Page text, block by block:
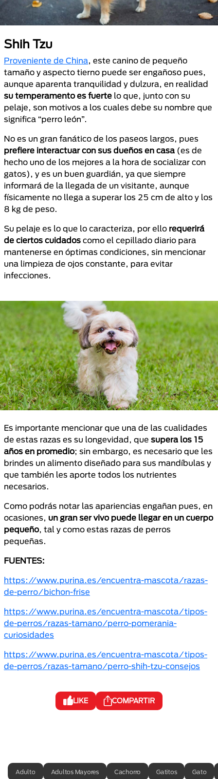
Shih Tzu
Proveniente de China, este canino de pequeño
tamaño y aspecto tierno puede ser engañoso pues,
aunque aparenta tranquilidad y dulzura, en realidad
su temperamento es fuerte lo que, junto con su
pelaje, son motivos a los cuales debe su nombre que
significa “perro león”.
No es un gran fanático de los paseos largos, pues
prefiere interactuar con sus dueños en casa (es de
hecho uno de los mejores a la hora de socializar con
gatos), y es un buen guardián, ya que siempre
informará de la llegada de un visitante, aunque
físicamente no llega a superar los 25 cm de alto y los
8 kg de peso.
Su pelaje es lo que lo caracteriza, por ello requerirá
de ciertos cuidados como el cepillado diario para
mantenerse en óptimas condiciones, sin mencionar
una limpieza de ojos constante, para evitar
infecciones.
Es importante mencionar que una de las cualidades
de estas razas es su longevidad, que supera los 15
años en promedio; sin embargo, es necesario que les
brindes un alimento diseñado para sus mandíbulas y
que también les aporte todos los nutrientes
necesarios.
Como podrás notar las apariencias engañan pues, en
ocasiones, un gran ser vivo puede llegar en un cuerpo
pequeño, tal y como estas razas de perros
pequeñas.
FUENTES:
https://www.purina.es/encuentra-mascota/razas-
de-perro/bichon-frise
https://www.purina.es/encuentra-mascota/tipos-
de-perros/razas-tamano/perro-pomerania-
curiosidades
https://www.purina.es/encuentra-mascota/tipos-
de-perros/razas-tamano/perro-shih-tzu-consejos
LIKE COMPARTIR
Adulto Adultos Mayores Cachorro Gatitos Gato